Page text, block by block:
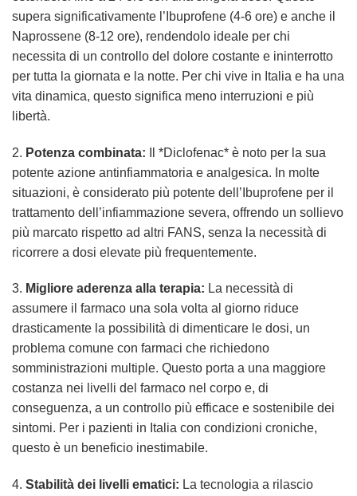
supera significativamente l’Ibuprofene (4-6 ore) e anche il
Naprossene (8-12 ore), rendendolo ideale per chi
necessita di un controllo del dolore costante e ininterrotto
per tutta la giornata e la notte. Per chi vive in Italia e ha una
vita dinamica, questo significa meno interruzioni e più
libertà.
2. Potenza combinata: Il *Diclofenac* è noto per la sua
potente azione antinfiammatoria e analgesica. In molte
situazioni, è considerato più potente dell’Ibuprofene per il
trattamento dell’infiammazione severa, offrendo un sollievo
più marcato rispetto ad altri FANS, senza la necessità di
ricorrere a dosi elevate più frequentemente.
3. Migliore aderenza alla terapia: La necessità di
assumere il farmaco una sola volta al giorno riduce
drasticamente la possibilità di dimenticare le dosi, un
problema comune con farmaci che richiedono
somministrazioni multiple. Questo porta a una maggiore
costanza nei livelli del farmaco nel corpo e, di
conseguenza, a un controllo più efficace e sostenibile dei
sintomi. Per i pazienti in Italia con condizioni croniche,
questo è un beneficio inestimabile.
4. Stabilità dei livelli ematici: La tecnologia a rilascio